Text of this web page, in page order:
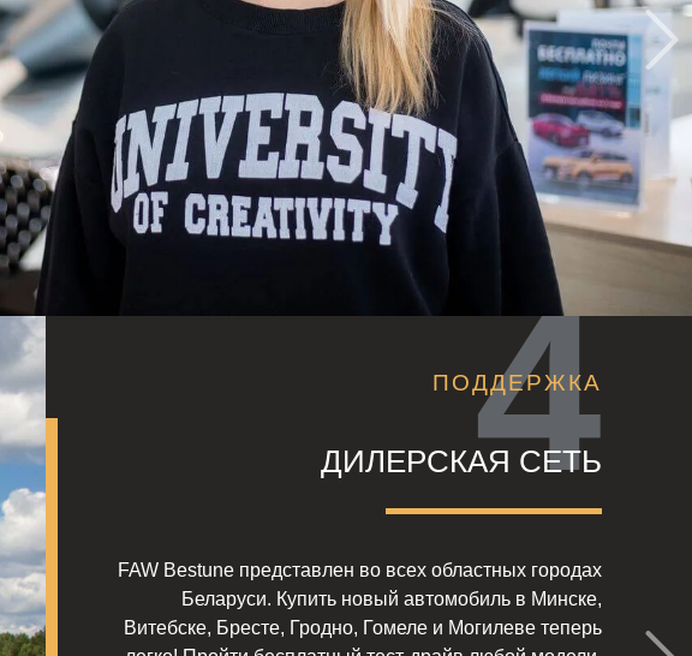
ПОДДЕРЖКА
ДИЛЕРСКАЯ СЕТЬ
FAW Bestune представлен во всех областных городах
Беларуси. Купить новый автомобиль в Минске,
Витебске, Бресте, Гродно, Гомеле и Могилеве теперь